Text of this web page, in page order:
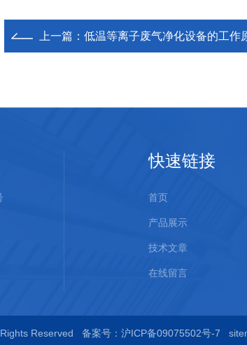
上一篇： 低温等离子废气净化设备的工作
快速链接
首页
产品展示
技术文章
在线留言
Reserved 备案号：沪ICP备09075502号-7